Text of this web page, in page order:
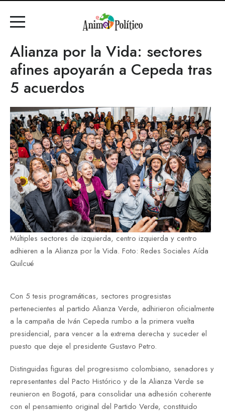
Alianza por la Vida: sectores
afines apoyarán a Cepeda tras
5 acuerdos
Múltiples sectores de izquierda, centro izquierda y centro
adhieren a la Alianza por la Vida. Foto: Redes Sociales Aída
Quilcué
Con 5 tesis programáticas, sectores progresistas
pertenecientes al partido Alianza Verde, adhirieron oficialmente
a la campaña de Iván Cepeda rumbo a la primera vuelta
presidencial, para vencer a la extrema derecha y suceder el
puesto que deje el presidente Gustavo Petro.
Distinguidas figuras del progresismo colombiano, senadores y
representantes del Pacto Histórico y de la Alianza Verde se
reunieron en Bogotá, para consolidar una adhesión coherente
con el pensamiento original del Partido Verde, constituido